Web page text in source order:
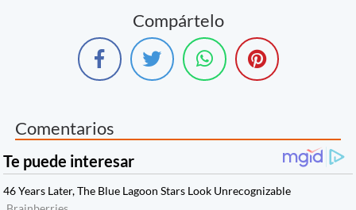
Compártelo
Comentarios